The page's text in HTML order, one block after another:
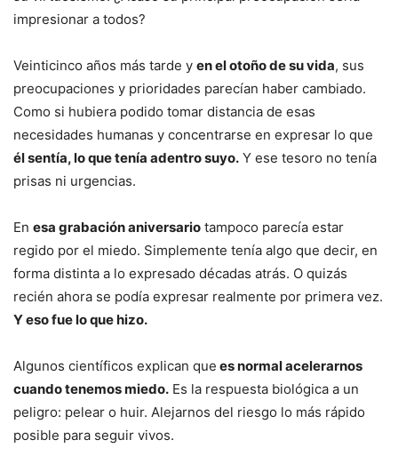
impresionar a todos?
Veinticinco años más tarde y en el otoño de su vida, sus
preocupaciones y prioridades parecían haber cambiado.
Como si hubiera podido tomar distancia de esas
necesidades humanas y concentrarse en expresar lo que
él sentía, lo que tenía adentro suyo. Y ese tesoro no tenía
prisas ni urgencias.
En esa grabación aniversario tampoco parecía estar
regido por el miedo. Simplemente tenía algo que decir, en
forma distinta a lo expresado décadas atrás. O quizás
recién ahora se podía expresar realmente por primera vez.
Y eso fue lo que hizo.
Algunos científicos explican que es normal acelerarnos
cuando tenemos miedo. Es la respuesta biológica a un
peligro: pelear o huir. Alejarnos del riesgo lo más rápido
posible para seguir vivos.